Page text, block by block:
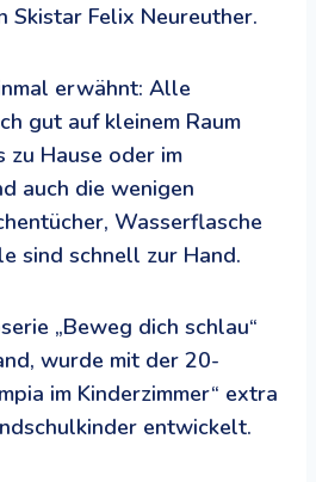
Skistar Felix Neureuther.
erwähnt: Alle
gut auf kleinem Raum
zu Hause oder im
auch die wenigen
Wasserflasche
sind schnell zur Hand.
„Beweg dich schlau“
wurde mit der 20-
im Kinderzimmer“ extra
entwickelt.